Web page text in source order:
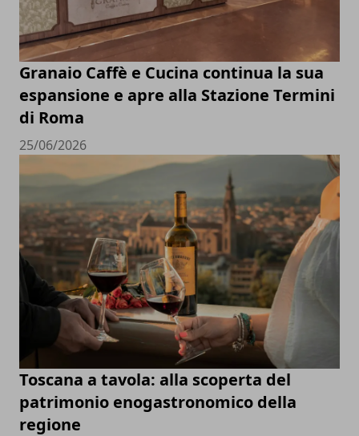
Granaio Caffè e Cucina continua la sua
espansione e apre alla Stazione Termini
di Roma
25/06/2026
Toscana a tavola: alla scoperta del
patrimonio enogastronomico della
regione